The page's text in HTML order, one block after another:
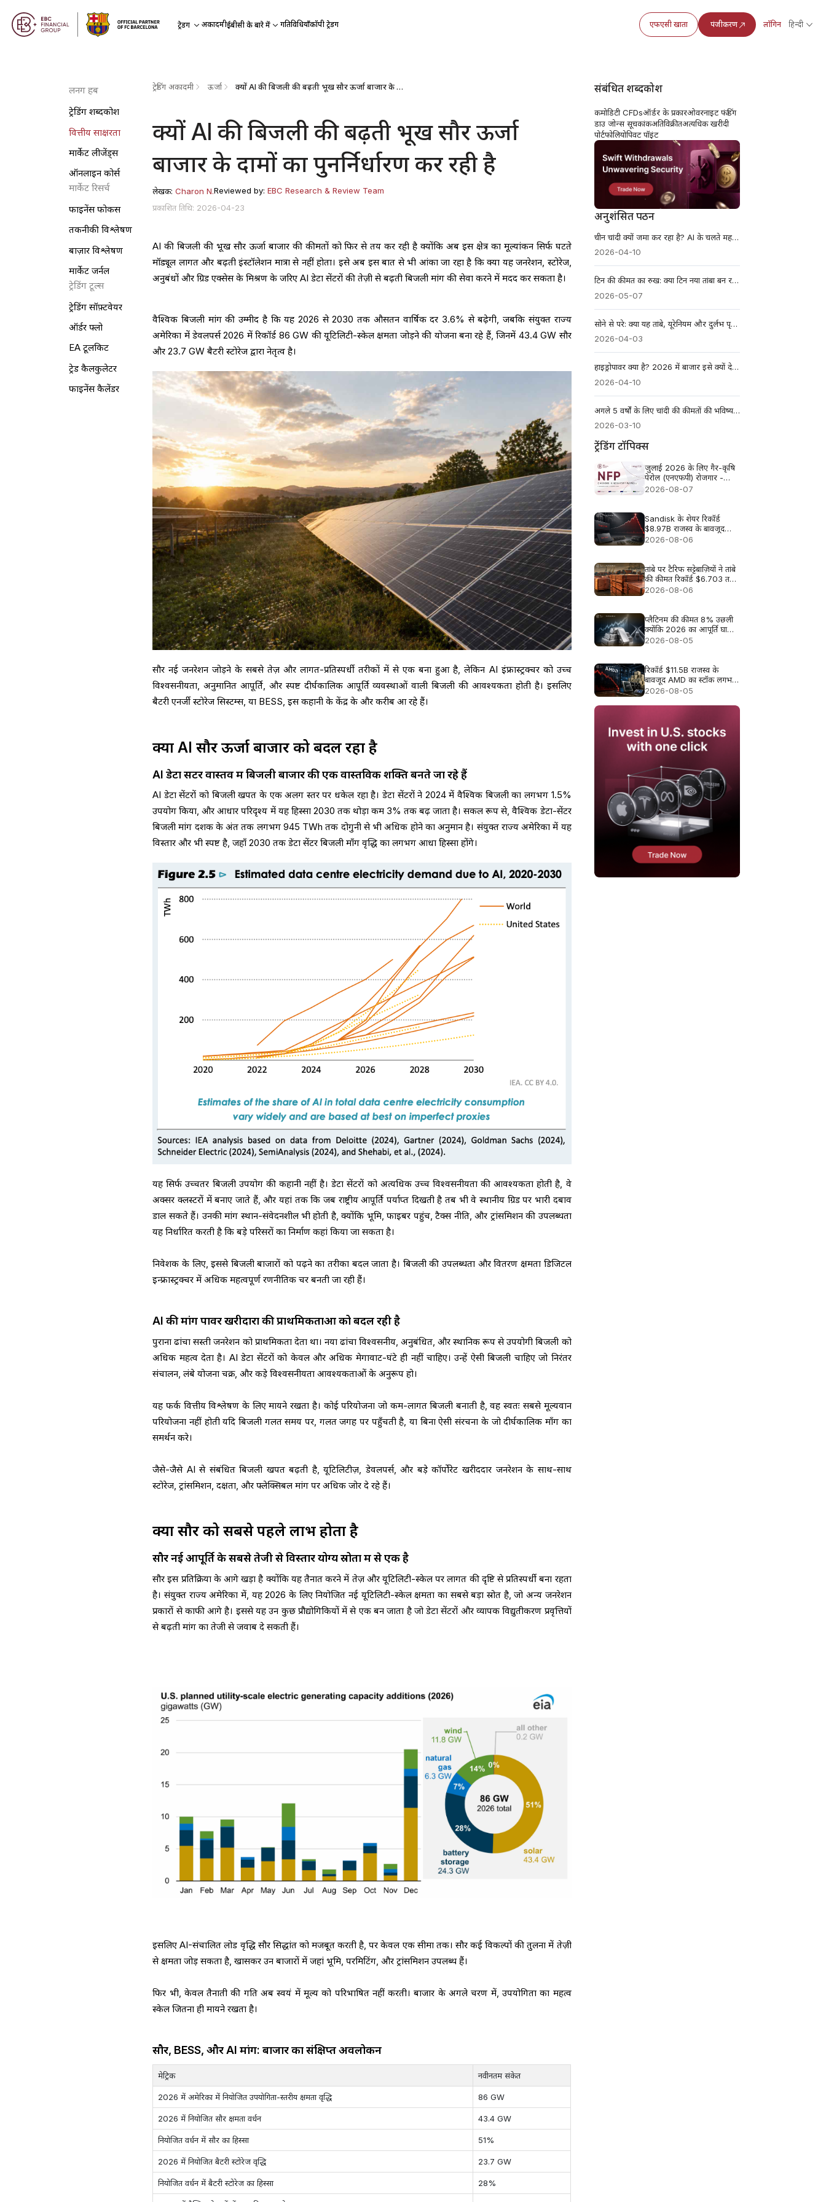
ट्रेडिंग अकादमीईबीसी के बारे में गतिविधियाँकॉपी ट्रेडिंग एफएसी खाता पंजीकरण लॉगिन हिन्दी
लर्निंग हब
ट्रेडिंग शब्दकोश
वित्तीय साक्षरता
मार्केट लीजेंड्स
ऑनलाइन कोर्स
मार्केट रिसर्च
फाइनेंस फोकस
तकनीकी विश्लेषण
बाज़ार विश्लेषण
मार्केट जर्नल
ट्रेडिंग टूल्स
ट्रेडिंग सॉफ़्टवेयर
ऑर्डर फ्लो
EA टूलकिट
ट्रेड कैलकुलेटर
फाइनेंस कैलेंडर
ट्रेडिंग अकादमी ऊर्जा क्यों AI की बिजली की बढ़ती भूख सौर ऊर्जा बाजार के दामों का पुनर्निर्धारण कर रही है
क्यों AI की बिजली की बढ़ती भूख सौर ऊर्जा
बाजार के दामों का पुनर्निर्धारण कर रही है
लेखक:Charon N.Reviewed by:EBC Research & Review Team
प्रकाशित तिथि: 2026-04-23
AI की बिजली की भूख सौर ऊर्जा बाजार की कीमतों को फिर से तय कर रही है क्योंकि अब इस क्षेत्र का मूल्यांकन सिर्फ घटते
मॉड्यूल लागत और बढ़ती इंस्टॉलेशन मात्रा से नहीं होता। इसे अब इस बात से भी आंका जा रहा है कि क्या यह जनरेशन, स्टोरेज,
अनुबंधों और ग्रिड एक्सेस के मिश्रण के जरिए AI डेटा सेंटरों की तेज़ी से बढ़ती बिजली मांग की सेवा करने में मदद कर सकता है।
वैश्विक बिजली मांग की उम्मीद है कि यह 2026 से 2030 तक औसतन वार्षिक दर 3.6% से बढ़ेगी, जबकि संयुक्त राज्य
अमेरिका में डेवलपर्स 2026 में रिकॉर्ड 86 GW की यूटिलिटी-स्केल क्षमता जोड़ने की योजना बना रहे हैं, जिनमें 43.4 GW सौर
और 23.7 GW बैटरी स्टोरेज द्वारा नेतृत्व है।
सौर नई जनरेशन जोड़ने के सबसे तेज़ और लागत-प्रतिस्पर्धी तरीकों में से एक बना हुआ है, लेकिन AI इंफ्रास्ट्रक्चर को उच्च
विश्वसनीयता, अनुमानित आपूर्ति, और स्पष्ट दीर्घकालिक आपूर्ति व्यवस्थाओं वाली बिजली की आवश्यकता होती है। इसलिए
बैटरी एनर्जी स्टोरेज सिस्टम्स, या BESS, इस कहानी के केंद्र के और करीब आ रहे हैं।
क्यों AI सौर ऊर्जा बाजार को बदल रहा है
AI डेटा सेंटर वास्तव में बिजली बाजार की एक वास्तविक शक्ति बनते जा रहे हैं
AI डेटा सेंटरों को बिजली खपत के एक अलग स्तर पर धकेल रहा है। डेटा सेंटरों ने 2024 में वैश्विक बिजली का लगभग 1.5%
उपयोग किया, और आधार परिदृश्य में यह हिस्सा 2030 तक थोड़ा कम 3% तक बढ़ जाता है। सकल रूप से, वैश्विक डेटा-सेंटर
बिजली मांग दशक के अंत तक लगभग 945 TWh तक दोगुनी से भी अधिक होने का अनुमान है। संयुक्त राज्य अमेरिका में यह
विस्तार और भी स्पष्ट है, जहाँ 2030 तक डेटा सेंटर बिजली माँग वृद्धि का लगभग आधा हिस्सा होंगे।
यह सिर्फ उच्चतर बिजली उपयोग की कहानी नहीं है। डेटा सेंटरों को अत्यधिक उच्च विश्वसनीयता की आवश्यकता होती है, वे
अक्सर क्लस्टरों में बनाए जाते हैं, और यहां तक कि जब राष्ट्रीय आपूर्ति पर्याप्त दिखती है तब भी वे स्थानीय ग्रिड पर भारी दबाव
डाल सकते हैं। उनकी मांग स्थान-संवेदनशील भी होती है, क्योंकि भूमि, फाइबर पहुंच, टैक्स नीति, और ट्रांसमिशन की उपलब्धता
यह निर्धारित करती है कि बड़े परिसरों का निर्माण कहां किया जा सकता है।
निवेशक के लिए, इससे बिजली बाजारों को पढ़ने का तरीका बदल जाता है। बिजली की उपलब्धता और वितरण क्षमता डिजिटल
इन्फ्रास्ट्रक्चर में अधिक महत्वपूर्ण रणनीतिक चर बनती जा रही हैं।
AI की मांग पावर खरीदारों की प्राथमिकताओं को बदल रही है
पुराना ढांचा सस्ती जनरेशन को प्राथमिकता देता था। नया ढांचा विश्वसनीय, अनुबंधित, और स्थानिक रूप से उपयोगी बिजली को
अधिक महत्व देता है। AI डेटा सेंटरों को केवल और अधिक मेगावाट-घंटे ही नहीं चाहिए। उन्हें ऐसी बिजली चाहिए जो निरंतर
संचालन, लंबे योजना चक्र, और कड़े विश्वसनीयता आवश्यकताओं के अनुरूप हो।
यह फर्क वित्तीय विश्लेषण के लिए मायने रखता है। कोई परियोजना जो कम-लागत बिजली बनाती है, वह स्वतः सबसे मूल्यवान
परियोजना नहीं होती यदि बिजली गलत समय पर, गलत जगह पर पहुँचती है, या बिना ऐसी संरचना के जो दीर्घकालिक माँग का
समर्थन करे।
जैसे-जैसे AI से संबंधित बिजली खपत बढ़ती है, यूटिलिटीज़, डेवलपर्स, और बड़े कॉर्पोरेट खरीददार जनरेशन के साथ-साथ
स्टोरेज, ट्रांसमिशन, दक्षता, और फ्लेक्सिबल मांग पर अधिक जोर दे रहे हैं।
क्यों सौर को सबसे पहले लाभ होता है
सौर नई आपूर्ति के सबसे तेजी से विस्तार योग्य स्रोतों में से एक है
सौर इस प्रतिक्रिया के आगे खड़ा है क्योंकि यह तैनात करने में तेज़ और यूटिलिटी-स्केल पर लागत की दृष्टि से प्रतिस्पर्धी बना रहता
है। संयुक्त राज्य अमेरिका में, यह 2026 के लिए नियोजित नई यूटिलिटी-स्केल क्षमता का सबसे बड़ा स्रोत है, जो अन्य जनरेशन
प्रकारों से काफी आगे है। इससे यह उन कुछ प्रौद्योगिकियों में से एक बन जाता है जो डेटा सेंटरों और व्यापक विद्युतीकरण प्रवृत्तियों
से बढ़ती मांग का तेजी से जवाब दे सकती हैं।
इसलिए AI-संचालित लोड वृद्धि सौर सिद्धांत को मजबूत करती है, पर केवल एक सीमा तक। सौर कई विकल्पों की तुलना में तेज़ी
से क्षमता जोड़ सकता है, खासकर उन बाजारों में जहां भूमि, परमिटिंग, और ट्रांसमिशन उपलब्ध हैं।
फिर भी, केवल तैनाती की गति अब स्वयं में मूल्य को परिभाषित नहीं करती। बाजार के अगले चरण में, उपयोगिता का महत्व
स्केल जितना ही मायने रखता है।
सौर, BESS, और AI मांग: बाजार का संक्षिप्त अवलोकन
मेट्रिक नवीनतम संकेत
2026 में अमेरिका में नियोजित उपयोगिता-स्तरीय क्षमता वृद्धि 86 GW
2026 में नियोजित सौर क्षमता वर्धन 43.4 GW
नियोजित वर्धन में सौर का हिस्सा 51%
2026 में नियोजित बैटरी स्टोरेज वृद्धि 23.7 GW
नियोजित वर्धन में बैटरी स्टोरेज का हिस्सा 28%
संबंधित शब्दकोश
कमोडिटी CFDsऑर्डर के प्रकारओवरनाइट फंडिंग
डाउ जोन्स सूचकांकअतिविक्रीतअत्यधिक खरीदी
पोर्टफोलियोपिवट पॉइंट
अनुशंसित पठन
चीन चांदी क्यों जमा कर रहा है? AI के चलते महत्वपूर्ण खनिजों की जंग
2026-04-10
टिन की कीमत का रुख: क्या टिन नया तांबा बन रहा है? अनदेखी की गई AI धातु
2026-05-07
सोने से परे: क्या यह तांबे, यूरेनियम और दुर्लभ पृथ्वी धातुओं के लिए एक सुपरसायकल है?
2026-04-03
हाइड्रोपावर क्या है? 2026 में बाजार इसे क्यों देख रहे हैं
2026-04-10
अगले 5 वर्षों के लिए चांदी की कीमतों की भविष्यवाणियाँ: 2026-2031 का दृष्टिकोण
2026-03-10
ट्रेंडिंग टॉपिक्स
जुलाई 2026 के लिए गैर-कृषि
पेरोल (एनएफपी) रोजगार -
पिछला आंकड़ा: 57 हजार,
2026-08-07
Sandisk के शेयर रिकॉर्ड
$8.97B राजस्व के बावजूद
लगभग 13% क्यों गिरे
2026-08-06
तांबे पर टैरिफ सट्टेबाज़ियों ने तांबे
की कीमत रिकॉर्ड $6.703 तक
धकेल दी
2026-08-06
प्लैटिनम की कीमत 8% उछली
क्योंकि 2026 का आपूर्ति घाटा
फिर से ध्यान में आया
2026-08-05
रिकॉर्ड $11.5B राजस्व के
बावजूद AMD का स्टॉक लगभग
9% क्यों गिरा
2026-08-05